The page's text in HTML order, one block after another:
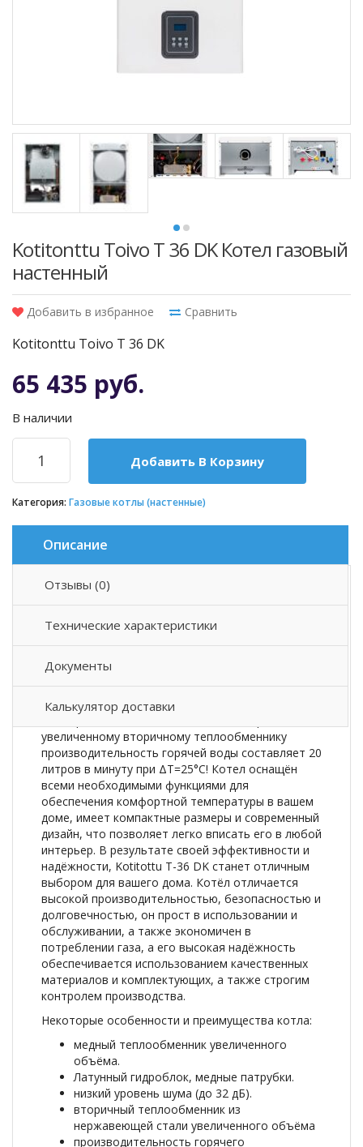
Kotitonttu Toivo T 36 DK Котел газовый
настенный
Добавить в избранное Сравнить
Kotitonttu Toivo T 36 DK
65 435 руб.
В наличии
Добавить В Корзину
Категория: Газовые котлы (настенные)
Описание
Отзывы (0)
Технические характеристики
Документы
Калькулятор доставки
Описание товара
для отопления вашего дома. Котел предназначен
для обогрева помещений площадью до 360 м2,
имеет два контура: один для отопления, другой
увеличенному вторичному теплообменнику
производительность горячей воды составляет 20
литров в минуту при ΔT=25°С! Котел оснащён
всеми необходимыми функциями для
обеспечения комфортной температуры в вашем
доме, имеет компактные размеры и современный
дизайн, что позволяет легко вписать его в любой
интерьер. В результате своей эффективности и
надёжности, Kotitottu T-36 DK станет отличным
выбором для вашего дома. Котёл отличается
высокой производительностью, безопасностью и
долговечностью, он прост в использовании и
обслуживании, а также экономичен в
потреблении газа, а его высокая надёжность
обеспечивается использованием качественных
материалов и комплектующих, а также строгим
контролем производства.
Некоторые особенности и преимущества котла:
медный теплообменник увеличенного
объёма.
Латунный гидроблок, медные патрубки.
низкий уровень шума (до 32 дБ).
вторичный теплообменник из
нержавеющей стали увеличенного объёма
производительность горячего